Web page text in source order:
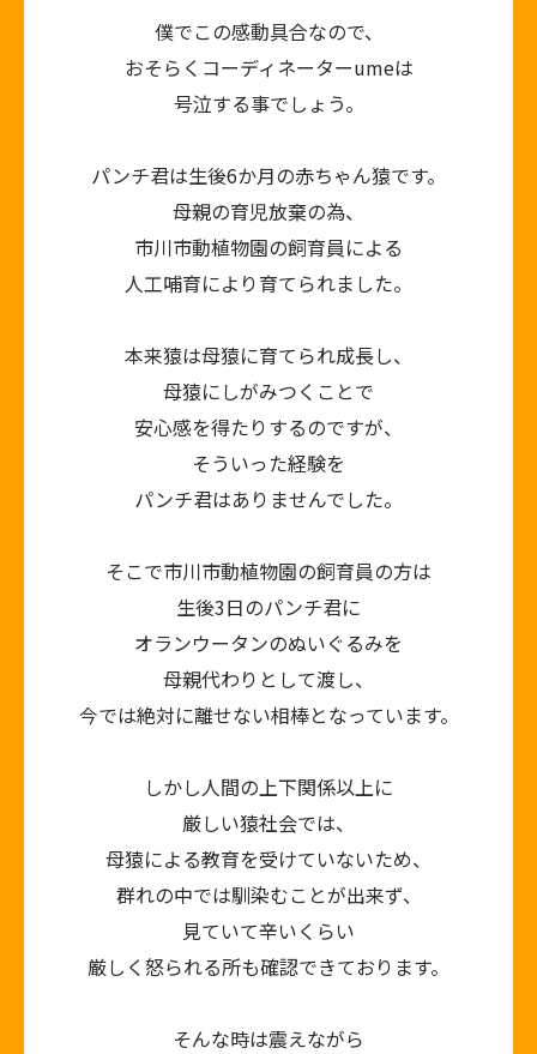
僕でこの感動具合なので、
おそらくコーディネーターumeは
号泣する事でしょう。
パンチ君は生後6か月の赤ちゃん猿です。
母親の育児放棄の為、
市川市動植物園の飼育員による
人工哺育により育てられました。
本来猿は母猿に育てられ成長し、
母猿にしがみつくことで
安心感を得たりするのですが、
そういった経験を
パンチ君はありませんでした。
そこで市川市動植物園の飼育員の方は
生後3日のパンチ君に
オランウータンのぬいぐるみを
母親代わりとして渡し、
今では絶対に離せない相棒となっています。
しかし人間の上下関係以上に
厳しい猿社会では、
母猿による教育を受けていないため、
群れの中では馴染むことが出来ず、
見ていて辛いくらい
厳しく怒られる所も確認できております。
そんな時は震えながら